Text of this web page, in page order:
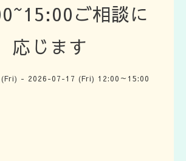
ご相談に
応じます
- 2026-07-17 (Fri) 12:00～15:00